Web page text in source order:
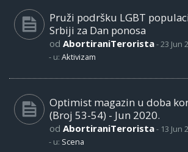
Pruži podršku LGBT
Srbiji za Dan ponosa
od AbortiraniTerorista-23 Jun
- u: Aktivizam
Optimist magazin u doba
(Broj 53-54) - Jun 2020.
od AbortiraniTerorista- 13 Jun
- u: Scena